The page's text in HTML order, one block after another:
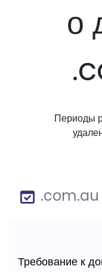
о
Периоды
.com.au
Требование к